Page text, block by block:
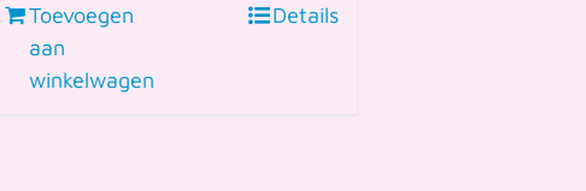
Toevoegen
aan
winkelwagen
Details